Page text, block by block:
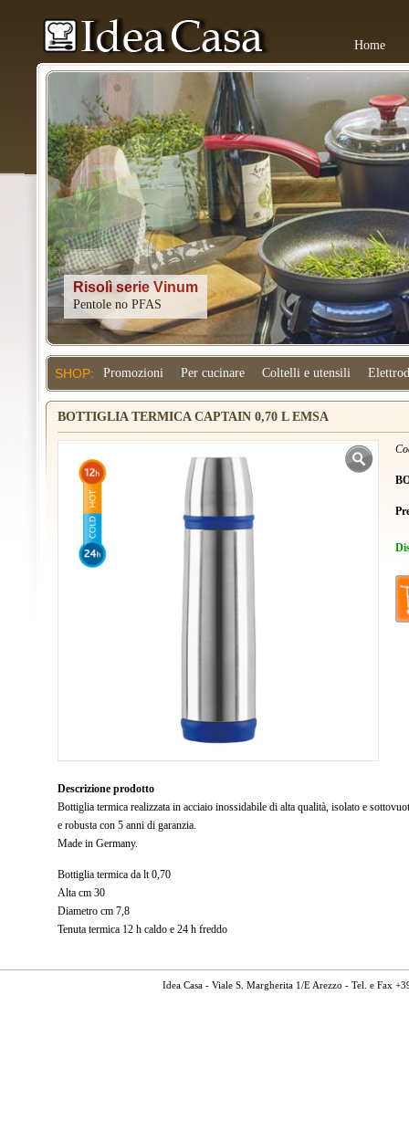
Home
Kitchenaid
SHOP: Promozioni Per cucinare Coltelli e utensili
BOTTIGLIA TERMICA CAPTAIN 0,70 L EMSA
Descrizione prodotto
Bottiglia termica realizzata in acciaio inossidabile di alta qualità, isolato e
e robusta con 5 anni di garanzia.
Made in Germany.
Bottiglia termica da lt 0,70
Alta cm 30
Diametro cm 7,8
Tenuta termica 12 h caldo e 24 h freddo
Idea Casa - Viale S. Margherita 1/E Arezzo - Tel. e Fax